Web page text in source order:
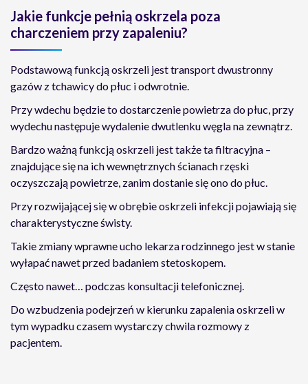
Jakie funkcje pełnią oskrzela poza
charczeniem przy zapaleniu?
Podstawową funkcją oskrzeli jest transport dwustronny
gazów z tchawicy do płuc i odwrotnie.
Przy wdechu będzie to dostarczenie powietrza do płuc, przy
wydechu następuje wydalenie dwutlenku węgla na zewnątrz.
Bardzo ważną funkcją oskrzeli jest także ta filtracyjna –
znajdujące się na ich wewnętrznych ścianach rzęski
oczyszczają powietrze, zanim dostanie się ono do płuc.
Przy rozwijającej się w obrębie oskrzeli infekcji pojawiają się
charakterystyczne świsty.
Takie zmiany wprawne ucho lekarza rodzinnego jest w stanie
wyłapać nawet przed badaniem stetoskopem.
Często nawet… podczas konsultacji telefonicznej.
Do wzbudzenia podejrzeń w kierunku zapalenia oskrzeli w
tym wypadku czasem wystarczy chwila rozmowy z
pacjentem.